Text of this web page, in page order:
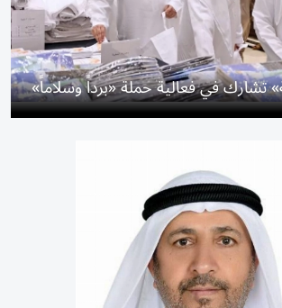
تشارك في فعالية حملة «برداً وسلاماً»